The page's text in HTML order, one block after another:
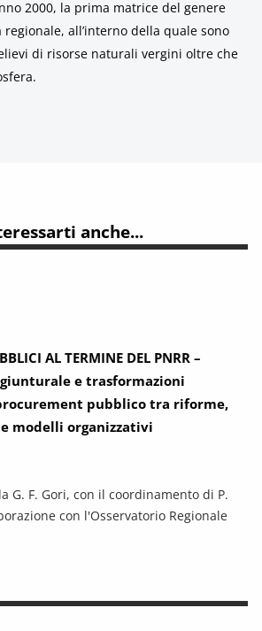
2000, la prima matrice del genere
all’interno della quale sono
di risorse naturali vergini oltre che
anche...
AL TERMINE DEL PNRR –
e trasformazioni
pubblico tra riforme,
modelli organizzativi
G. F. Gori, con il coordinamento di P.
con l'Osservatorio Regionale
AL TERMINE DEL PNRR – Andamento